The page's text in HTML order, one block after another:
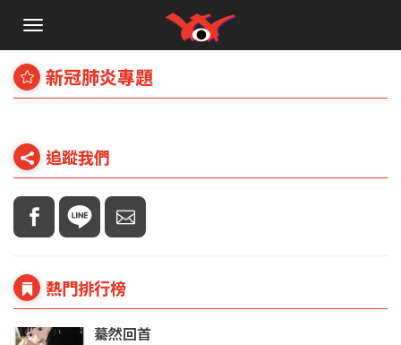
手
選
單
新冠肺炎專題
追蹤我們
熱門排行榜
驀然回首